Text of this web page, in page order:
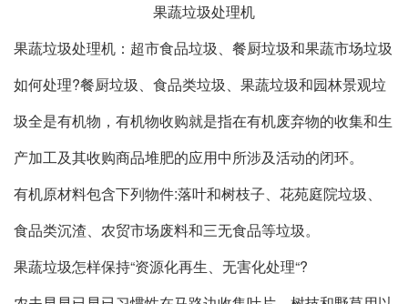
果蔬垃圾处理机
果蔬垃圾处理机：超市食品垃圾、餐厨垃圾和果蔬市场垃圾
如何处理?餐厨垃圾、食品类垃圾、果蔬垃圾和园林景观垃
圾全是有机物，有机物收购就是指在有机废弃物的收集和生
产加工及其收购商品堆肥的应用中所涉及活动的闭环。
有机原材料包含下列物件:落叶和树枝子、花苑庭院垃圾、
食品类沉渣、农贸市场废料和三无食品等垃圾。
果蔬垃圾怎样保持“资源化再生、无害化处理“?